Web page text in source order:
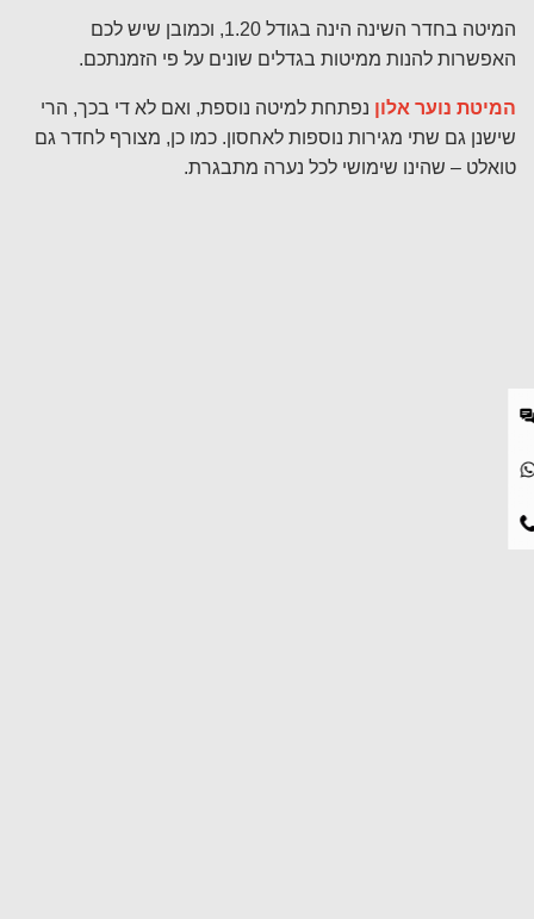
המיטה בחדר השינה הינה בגודל 1.20, וכמובן שיש לכם
האפשרות להנות ממיטות בגדלים שונים על פי הזמנתכם.
המיטת נוער אלון נפתחת למיטה נוספת, ואם לא די בכך, הרי
שישנן גם שתי מגירות נוספות לאחסון. כמו כן, מצורף לחדר גם
טואלט – שהינו שימושי לכל נערה מתבגרת.